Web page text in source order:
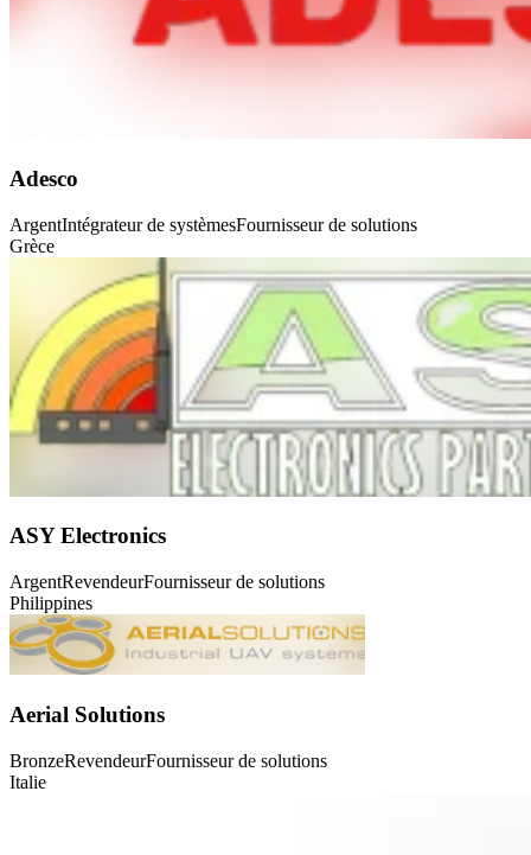
Adesco
ArgentIntégrateur de systèmesFournisseur de solutions
Grèce
ASY Electronics
ArgentRevendeurFournisseur de solutions
Philippines
Aerial Solutions
BronzeRevendeurFournisseur de solutions
Italie